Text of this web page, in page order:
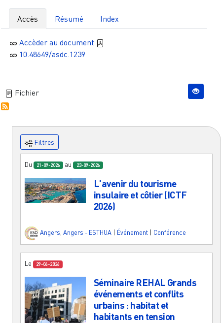
Accès Résumé Index
Accèder au document
10.48649/asdc.1239
Fichier
Filtres
Du 21-09-2026 au 23-09-2026
L'avenir du tourisme
insulaire et côtier (ICTF
2026)
Angers, Angers - ESTHUA Événement Conférence
Le 29-06-2026
Séminaire REHAL Grands
événements et conflits
urbains : habitat et
habitants en tension